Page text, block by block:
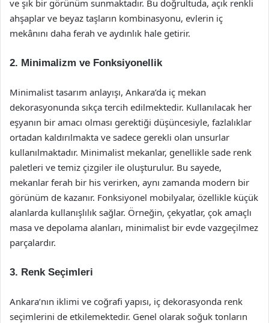
ve şık bir görünüm sunmaktadır. Bu doğrultuda, açık renkli
ahşaplar ve beyaz taşların kombinasyonu, evlerin iç
mekânını daha ferah ve aydınlık hale getirir.
2. Minimalizm ve Fonksiyonellik
Minimalist tasarım anlayışı, Ankara’da iç mekan
dekorasyonunda sıkça tercih edilmektedir. Kullanılacak her
eşyanın bir amacı olması gerektiği düşüncesiyle, fazlalıklar
ortadan kaldırılmakta ve sadece gerekli olan unsurlar
kullanılmaktadır. Minimalist mekanlar, genellikle sade renk
paletleri ve temiz çizgiler ile oluşturulur. Bu sayede,
mekanlar ferah bir his verirken, aynı zamanda modern bir
görünüm de kazanır. Fonksiyonel mobilyalar, özellikle küçük
alanlarda kullanışlılık sağlar. Örneğin, çekyatlar, çok amaçlı
masa ve depolama alanları, minimalist bir evde vazgeçilmez
parçalardır.
3. Renk Seçimleri
Ankara’nın iklimi ve coğrafi yapısı, iç dekorasyonda renk
seçimlerini de etkilemektedir. Genel olarak soğuk tonların